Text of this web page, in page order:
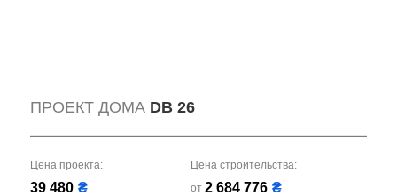
ПРОЕКТ ДОМА DB 26
Цена проекта:
39 480 ₴
Цена строительства:
от 2 684 776 ₴